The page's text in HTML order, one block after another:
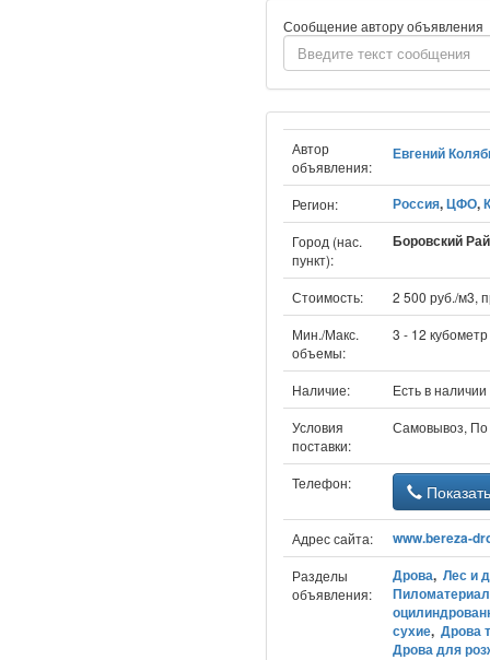
Сообщение автору объявления
Автор
объявления:
Евгений
Регион: Россия,ЦФО,
Город (нас.
пункт):
Боровский
Стоимость:
2 500 руб./м3,
Мин./Макс.
объемы:
3 - 12 кубометр
Наличие:
Есть в
Условия
поставки:
Самовывоз,
Телефон:
Адрес сайта: www.bereza-
Разделы
объявления:
Дрова, Лес и
сухие, Дрова
Дрова для